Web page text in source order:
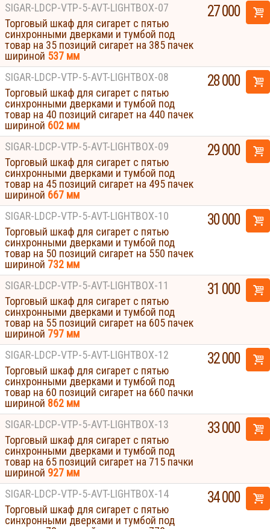
Displays
SIGAR-LDCP-VTP-5-AVT-LIGHTBOX-07
Торговый шкаф для сигарет с пятью
синхронными дверками и тумбой под
товар на 35 позиций сигарет на 385 пачек
шириной 537 мм
27 000
SIGAR-LDCP-VTP-5-AVT-LIGHTBOX-08
Торговый шкаф для сигарет с пятью
синхронными дверками и тумбой под
товар на 40 позиций сигарет на 440 пачек
шириной 602 мм
28 000
SIGAR-LDCP-VTP-5-AVT-LIGHTBOX-09
Торговый шкаф для сигарет с пятью
синхронными дверками и тумбой под
товар на 45 позиций сигарет на 495 пачек
шириной 667 мм
29 000
SIGAR-LDCP-VTP-5-AVT-LIGHTBOX-10
Торговый шкаф для сигарет с пятью
синхронными дверками и тумбой под
товар на 50 позиций сигарет на 550 пачек
шириной 732 мм
30 000
SIGAR-LDCP-VTP-5-AVT-LIGHTBOX-11
Торговый шкаф для сигарет с пятью
синхронными дверками и тумбой под
товар на 55 позиций сигарет на 605 пачек
шириной 797 мм
31 000
SIGAR-LDCP-VTP-5-AVT-LIGHTBOX-12
Торговый шкаф для сигарет с пятью
синхронными дверками и тумбой под
товар на 60 позиций сигарет на 660 пачки
шириной 862 мм
32 000
SIGAR-LDCP-VTP-5-AVT-LIGHTBOX-13
Торговый шкаф для сигарет с пятью
синхронными дверками и тумбой под
товар на 65 позиций сигарет на 715 пачки
шириной 927 мм
33 000
SIGAR-LDCP-VTP-5-AVT-LIGHTBOX-14
Торговый шкаф для сигарет с пятью
синхронными дверками и тумбой под
34 000